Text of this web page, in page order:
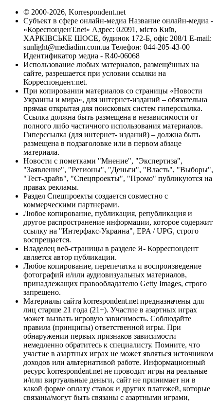
© 2000-2026, Korrespondent.net
Субъект в сфере онлайн-медиа Название онлайн-медиа -
«КореспонденТ.net» Адрес: 02091, місто Київ,
ХАРКІВСЬКЕ ШОСЕ, будинок 172-Б, офіс 208/1 E-mail:
sunlight@mediadim.com.ua Телефон: 044-205-43-00
Идентификатор медиа - R40-06068
Использование любых материалов, размещённых на
сайте, разрешается при условии ссылки на
Корреспондент.net.
При копировании материалов со страницы «Новости
Украины и мира», для интернет-изданий – обязательна
прямая открытая для поисковых систем гиперссылка.
Ссылка должна быть размещена в независимости от
полного либо частичного использования материалов.
Гиперссылка (для интернет- изданий) – должна быть
размещена в подзаголовке или в первом абзаце
материала.
Новости с пометками "Мнение", "Экспертиза",
"Заявление", "Регионы", "Деньги", "Власть", "Выборы",
"Тест-драйв", "Спецпроекты", "Промо" публикуются на
правах рекламы.
Раздел Спецпроекты создается совместно с
коммерческими партнерами.
Любое копирование, публикация, републикация и
другое распространение информации, которое содержит
ссылку на "Интерфакс-Украина", EPA / UPG, строго
воспрещается.
Владелец веб-страницы в разделе Я- Корреспондент
является автор публикации.
Любое копирование, перепечатка и воспроизведение
фотографий и/или аудиовизуальных материалов,
принадлежащих правообладателю Getty Images, строго
запрещено.
Материалы сайта korrespondent.net предназначены для
лиц старше 21 года (21+). Участие в азартных играх
может вызвать игровую зависимость. Соблюдайте
правила (принципы) ответственной игры. При
обнаружении первых признаков зависимости
немедленно обратитесь к специалисту. Помните, что
участие в азартных играх не может являться источником
доходов или альтернативой работе. Информационный
ресурс korrespondent.net не проводит игры на реальные
и/или виртуальные деньги, сайт не принимает ни в
какой форме оплату ставок и других платежей, которые
связаны/могут быть связаны с азартными играми,